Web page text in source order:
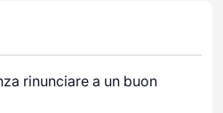
rinunciare a un buon